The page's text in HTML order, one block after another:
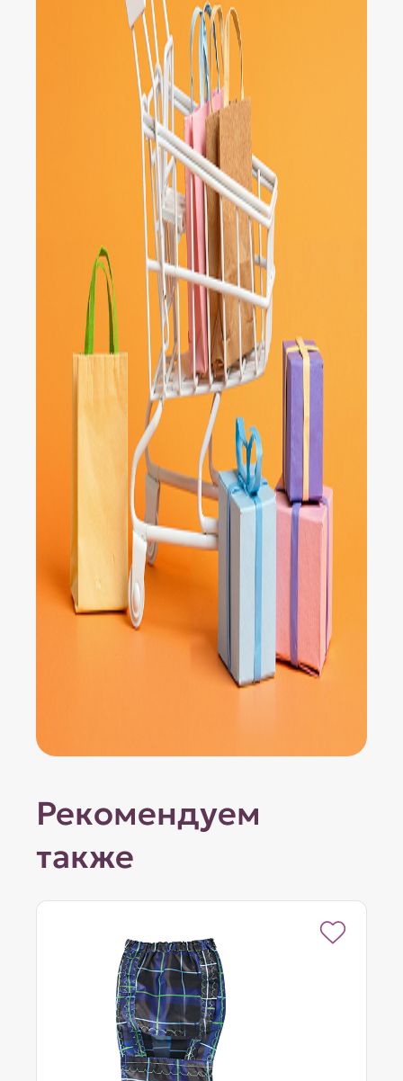
Рекомендуем
также